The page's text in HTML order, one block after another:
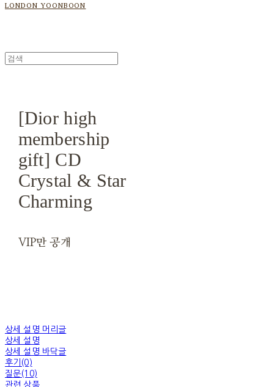
LONDON YOONBOON
[Dior high
membership
gift] CD
Crystal & Star
Charming
VIP만 공개
상세 설명 머리글
상세 설명
상세 설명 바닥글
후기(0)
질문(10)
관련 상품